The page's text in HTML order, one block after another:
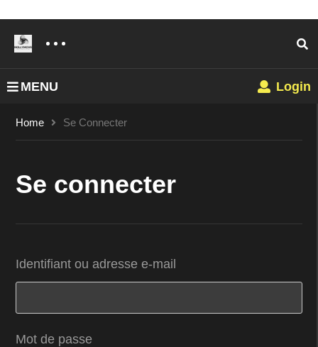
MENU Login
Home Se Connecter
Se connecter
Identifiant ou adresse e-mail
Mot de passe